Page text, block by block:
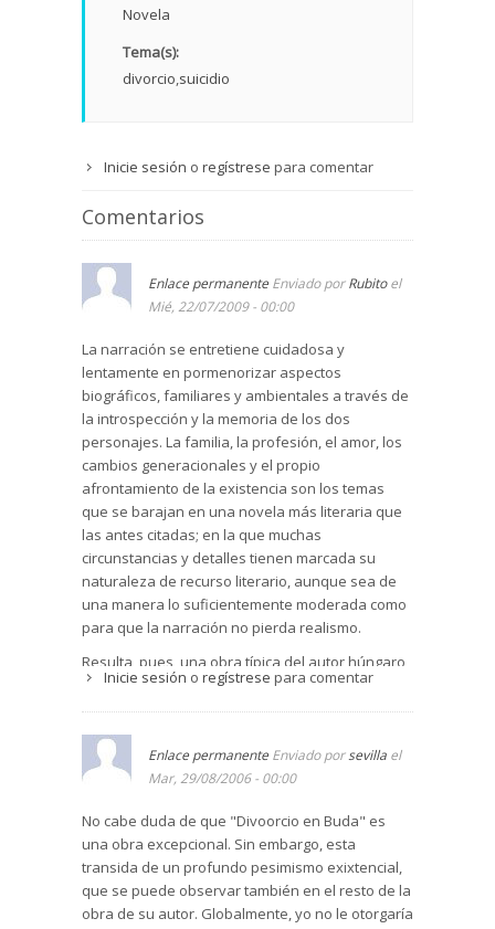
Novela
Tema(s):
divorcio suicidio
Inicie sesión o regístrese para comentar
Comentarios
Enlace permanente Enviado porRubitoel
Mié, 22/07/2009 - 00:00
La narración se entretiene cuidadosa y
lentamente en pormenorizar aspectos
biográficos, familiares y ambientales a través de
la introspección y la memoria de los dos
personajes. La familia, la profesión, el amor, los
cambios generacionales y el propio
afrontamiento de la existencia son los temas
que se barajan en una novela más literaria que
las antes citadas; en la que muchas
circunstancias y detalles tienen marcada su
naturaleza de recurso literario, aunque sea de
una manera lo suficientemente moderada como
para que la narración no pierda realismo.
Resulta, pues, una obra típica del autor húngaro,
en la que el drama humano que vertebra su
trama, y que se va desvelando hasta llegar a un
final de sorpresa, es tan vivo como contundente.
(de Ángel García Prieto )
Inicie sesión o regístrese para comentar
Enlace permanente Enviado porsevilla el
Mar, 29/08/2006 - 00:00
No cabe duda de que "Divoorcio en Buda" es
una obra excepcional. Sin embargo, esta
transida de un profundo pesimismo exixtencial,
que se puede observar también en el resto de la
obra de su autor. Globalmente, yo no le otorgaría